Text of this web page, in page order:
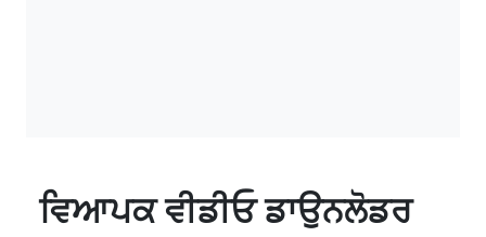
ਵਿਆਪਕ ਵੀਡੀਓ ਡਾਉਨਲੋਡਰ